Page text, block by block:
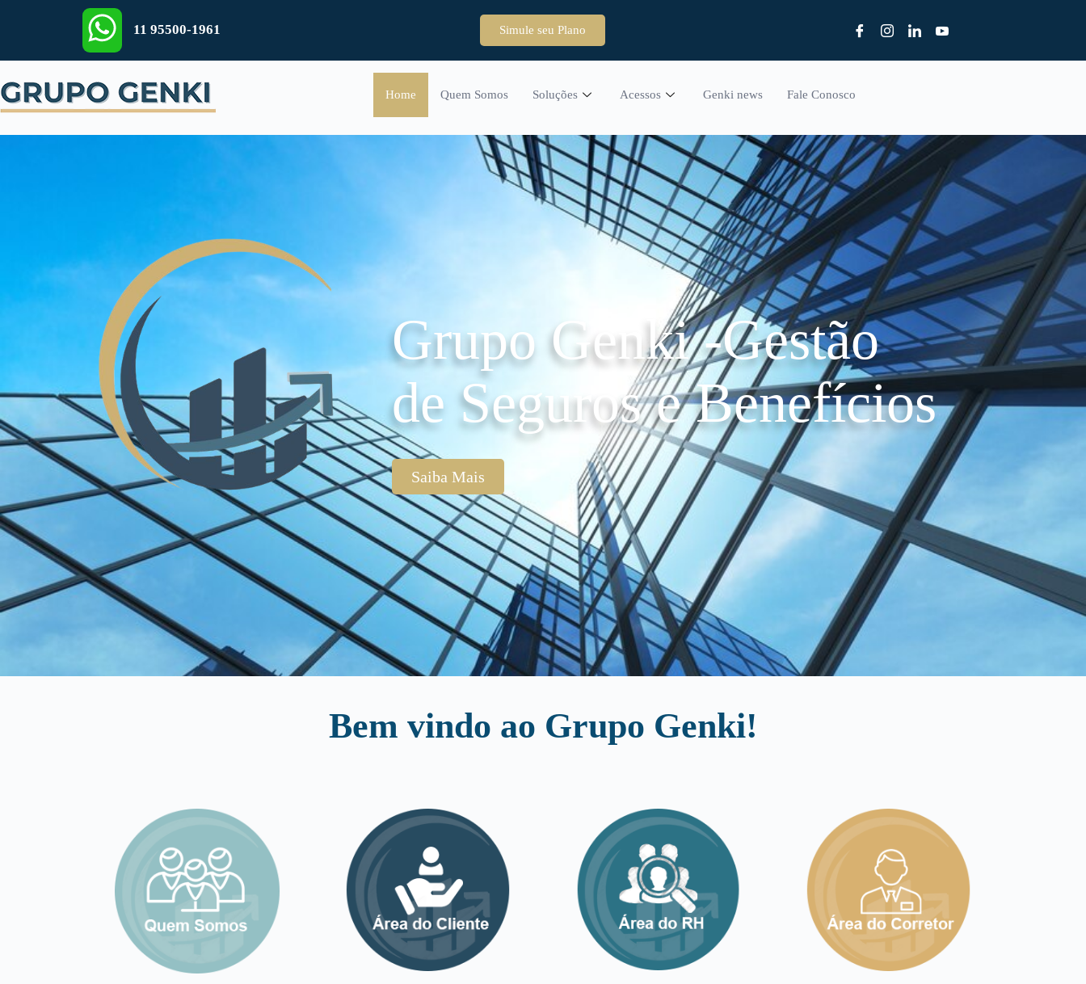
11 95500-1961 Simule seu Plano
Home Quem Somos Soluções Acessos Genki news Fale Conosco
Grupo Genki -Gestão
de Seguros e Benefícios
Saiba Mais
Bem vindo ao Grupo Genki!